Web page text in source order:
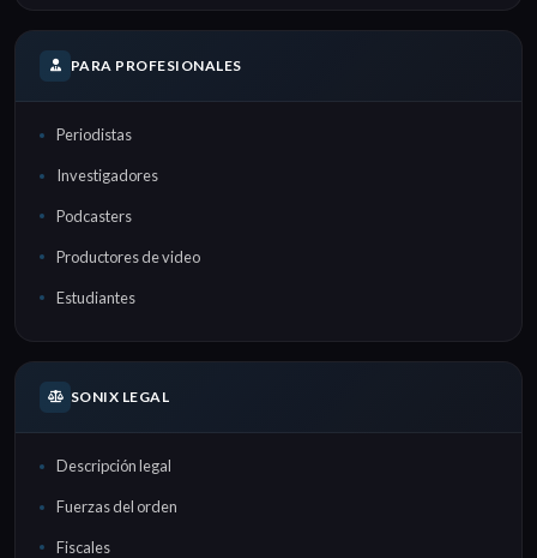
PARA PROFESIONALES
Periodistas
Investigadores
Podcasters
Productores de video
Estudiantes
SONIX LEGAL
Descripción legal
Fuerzas del orden
Fiscales